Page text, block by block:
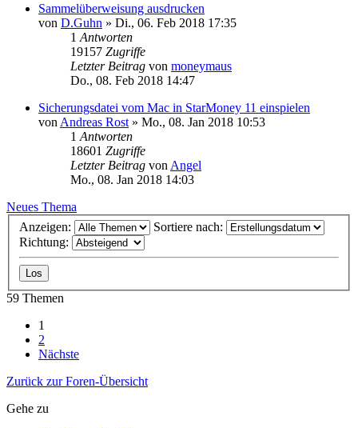
Sammelüberweisung ausdrucken
von D.Guhn » Di., 06. Feb 2018 17:35
1 Antworten
19157 Zugriffe
Letzter Beitrag von moneymaus
Do., 08. Feb 2018 14:47
Sicherungsdatei vom Mac in StarMoney 11 einspielen
von Andreas Rost » Mo., 08. Jan 2018 10:53
1 Antworten
18601 Zugriffe
Letzter Beitrag von Angel
Mo., 08. Jan 2018 14:03
Neues Thema
Anzeigen:
Sortiere nach:
Richtung:
59 Themen
1
2
Nächste
Zurück zur Foren-Übersicht
Gehe zu